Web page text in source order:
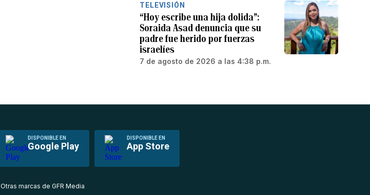
TELEVISIÓN
“Hoy escribe una hija dolida”:
Soraida Asad denuncia que su
padre fue herido por fuerzas
israelíes
7 de agosto de 2026 a las 4:38 p.m.
DISPONIBLE EN
Google Play
DISPONIBLE EN
App Store
Otras marcas de GFR Media